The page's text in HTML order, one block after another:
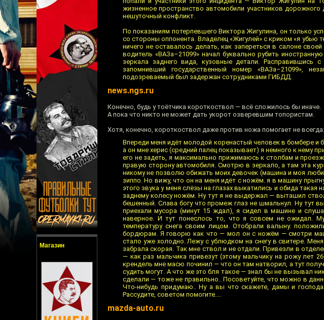
Магазин
жизненное пространство автомобили участников
нешуточный конфликт.
По показаниям потерпевшего Виктора Жигулина, он только
со стороны оппонента. Владелец «Жигулей» с криком «я убью
ничего не оставалось делать, как запереться в салоне
водитель «ВАЗа–21099» начал буквально рубить
зеркала заднего вида, кузовные детали. Расправившись
запомнивший государственный номер «ВАЗа–21099»,
подозреваемый был задержан сотрудниками ГИБДД.
news.ngs.ru
Конечно, будь у тоётчика короткоствол — всё сложилось бы иначе.
А пока что никто не может дать укорот озверевшим топористам.
Хотя, конечно, короткоствол даже против ножа помогает не всегда:
Впереди меня идёт молодой коренастый человек в бомбере
а он мне херис (средний палец показывает) я немного к нему
его не задеть, я максимально прижимаюсь к столбам и
правую сторону автомобиля. Смотрю в зеркало, а там эта
никому не позволю обижать моих девочек (машина и моя
зиппо. Но вижу, что он на меня идёт с ножём. я в машину
этого звука у меня слёзы на глазах выкатились и обида
заднему колесу ножём. Ну тут я не выдержал — выташил
бешенный. Слава богу что промеж глаз не шмальнул. Ну тут
приехали мусора (минут 15 ждал), я сидел в машине и
наверное. И тут понеслось то, что я совсем не ожидал.
температуру снега своим лицом. Отобрали валыну.
бордюрам. Я говорю как что — мол он с ножём — смотри
стало уже холодно. Лежу с ублюдком на снегу в свитере.
забрала скорая. Так мне ствол и не отдали. Привезли в
— как раз мальчика привезут (этому мальчику на рожу лет
крендель мне масю починил — что он там натворил, а тут
судить могут. А что же это бля такое — знал бы не вызывал
сделали — тоже не правильно.. Посоветуйте, что можно в
Что-нибудь придумаю.. Ну а вы что скажете, дамы и
Рассудите, советом помогите....
mazda-auto.ru